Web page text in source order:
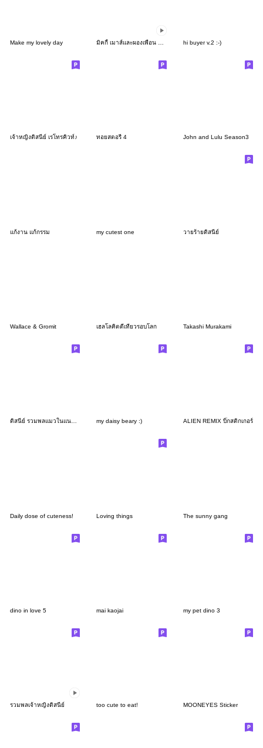
Make my lovely day hi buyer v.2 :-)
เจ้าหญิงดิสนีย์ เรโทรคิวท์♪ ทอยสตอรี่ 4 John and Lulu Season3
แก้งาน แก้กรรม my cutest one วายร้ายดิสนีย์
Wallace & Gromit เฮลโลคิตตีเที่ยวรอบโลก Takashi Murakami
ดิสนีย์ รวมพลแมวในแนวเรโทร my daisy beary :) ALIEN REMIX บิ๊กสติกเกอร์
Daily dose of cuteness! Loving things The sunny gang
dino in love 5 mai kaojai my pet dino 3
รวมพลเจ้าหญิงดิสนีย์ too cute to eat! MOONEYES Sticker